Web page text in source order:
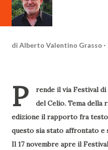
di Alberto Valentino Grasso
P
rende il via Festival di
del Celio. Tema della
edizione il rapporto fra testo
questo sia stato affrontato
Il 17 novembre apre il